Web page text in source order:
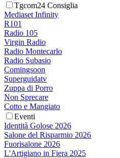
Tgcom24 Consiglia
Mediaset Infinity
R101
Radio 105
Virgin Radio
Radio Montecarlo
Radio Subasio
Comingsoon
Superguidatv
Zuppa di Porro
Non Sprecare
Cotto e Mangiato
Eventi
Identità Golose 2026
Salone del Risparmio 2026
Fuorisalone 2026
L'Artigiano in Fiera 2025